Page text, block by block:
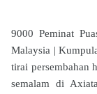
9000 Peminat
Malaysia |
tirai persembahan
semalam di